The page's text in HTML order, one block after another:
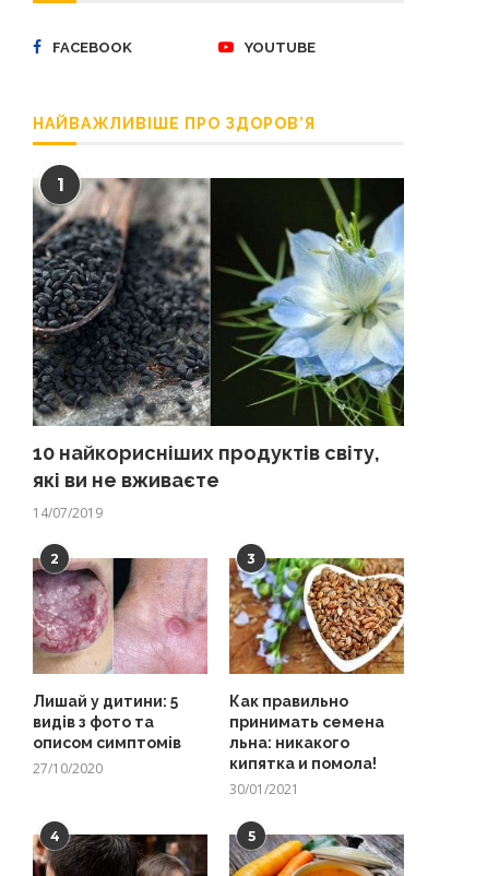
FACEBOOK YOUTUBE
НАЙВАЖЛИВІШЕ ПРО ЗДОРОВ’Я
1
10 найкорисніших продуктів світу,
які ви не вживаєте
14/07/2019
2
Лишай у дитини: 5
видів з фото та
описом симптомів
27/10/2020
3
Как правильно
принимать семена
льна: никакого
кипятка и помола!
30/01/2021
4 5